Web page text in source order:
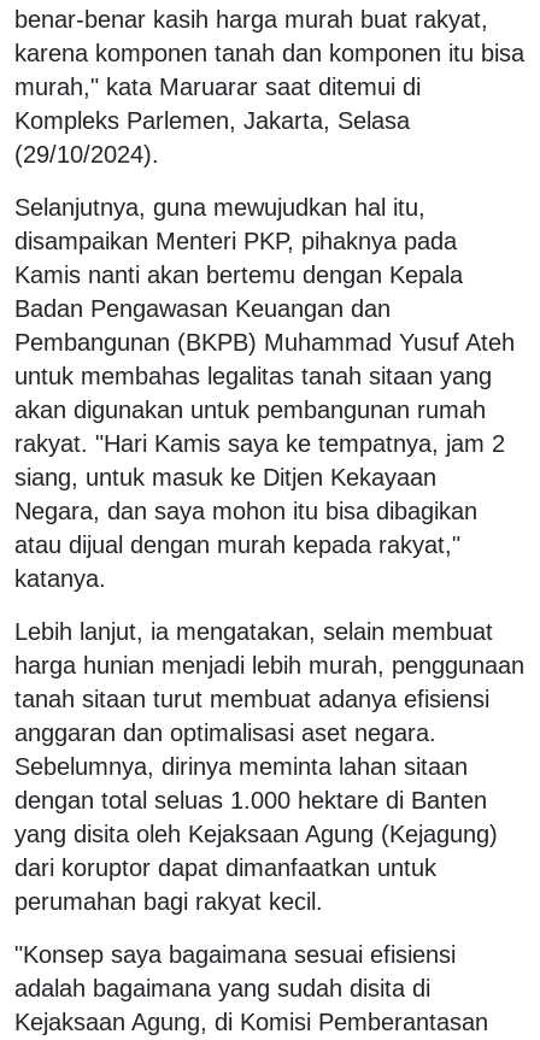
benar-benar kasih harga murah buat rakyat,
karena komponen tanah dan komponen itu bisa
murah," kata Maruarar saat ditemui di
Kompleks Parlemen, Jakarta, Selasa
(29/10/2024).
Selanjutnya, guna mewujudkan hal itu,
disampaikan Menteri PKP, pihaknya pada
Kamis nanti akan bertemu dengan Kepala
Badan Pengawasan Keuangan dan
Pembangunan (BKPB) Muhammad Yusuf Ateh
untuk membahas legalitas tanah sitaan yang
akan digunakan untuk pembangunan rumah
rakyat. "Hari Kamis saya ke tempatnya, jam 2
siang, untuk masuk ke Ditjen Kekayaan
Negara, dan saya mohon itu bisa dibagikan
atau dijual dengan murah kepada rakyat,"
katanya.
Lebih lanjut, ia mengatakan, selain membuat
harga hunian menjadi lebih murah, penggunaan
tanah sitaan turut membuat adanya efisiensi
anggaran dan optimalisasi aset negara.
Sebelumnya, dirinya meminta lahan sitaan
dengan total seluas 1.000 hektare di Banten
yang disita oleh Kejaksaan Agung (Kejagung)
dari koruptor dapat dimanfaatkan untuk
perumahan bagi rakyat kecil.
"Konsep saya bagaimana sesuai efisiensi
adalah bagaimana yang sudah disita di
Kejaksaan Agung, di Komisi Pemberantasan